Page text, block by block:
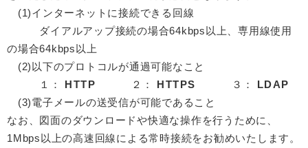
(1)インターネットに接続できる回線
ダイアルアップ接続の場合64kbps以上、専用線使用
の場合64kbps以上
(2)以下のプロトコルが通過可能なこと
１：
HTTP ２： HTTPS ３：
LDAP
(3)電子メールの送受信が可能であること
なお、図面のダウンロードや快適な操作を行うために、
1Mbps以上の高速回線による常時接続をお勧めいたします。